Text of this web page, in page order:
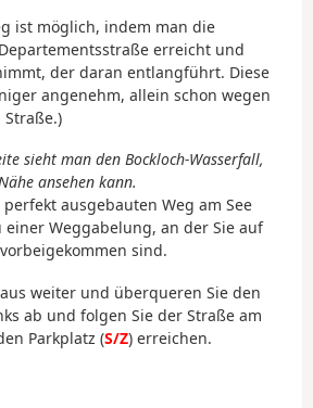
ist möglich, indem man die
erreicht und
der daran entlangführt. Diese
angenehm, allein schon wegen
sieht man den Bockloch-Wasserfall,
ansehen kann.
ausgebauten Weg am See
Weggabelung, an der Sie auf
sind.
weiter und überqueren Sie den
ab und folgen Sie der Straße am
Parkplatz (S/Z) erreichen.